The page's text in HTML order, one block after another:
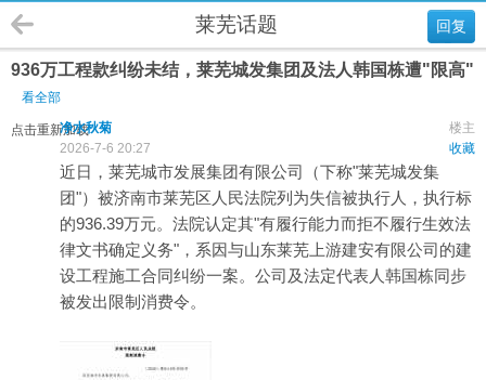
回复
莱芜话题
936万工程款纠纷未结，莱芜城发集团及法人韩国栋遭"限高"
看全部
点击重新加载 楼主
净水秋菊
收藏
2026-7-6 20:27
近日，莱芜城市发展集团有限公司（下称"莱芜城发集
团"）被济南市莱芜区人民法院列为失信被执行人，执行标
的936.39万元。法院认定其"有履行能力而拒不履行生效法
律文书确定义务"，系因与山东莱芜上游建安有限公司的建
设工程施工合同纠纷一案。公司及法定代表人韩国栋同步
被发出限制消费令。